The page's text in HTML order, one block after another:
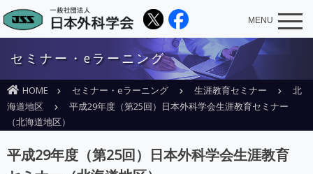
MENU
セミナー・eラーニング
HOME セミナー・eラーニング 生涯教育セミナー
北
海道地区
平成29年度（第25回）日本外科学会生涯教育セミナー
（北海道地区）
平成29年度（第25回）日本外科学会生涯教育